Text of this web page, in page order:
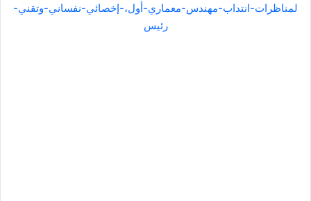
لمناظرات-انتداب-مهندس-معماري-أول،-إخصائي-نفساني-وتقني-
رئيس